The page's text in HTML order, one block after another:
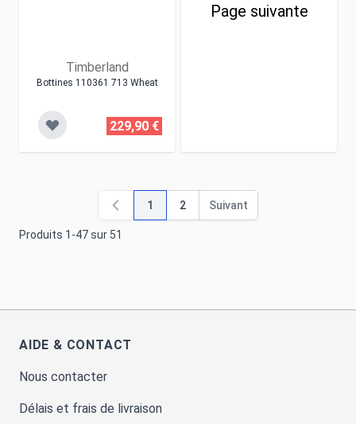
Timberland
Bottines 110361 713 Wheat
229,90 €
Page suivante
Produits 1 -47sur 51
Vous lisez actuellement la page
1
Page
2
Page
Suivant
AIDE & CONTACT
Nous contacter
Délais et frais de livraison